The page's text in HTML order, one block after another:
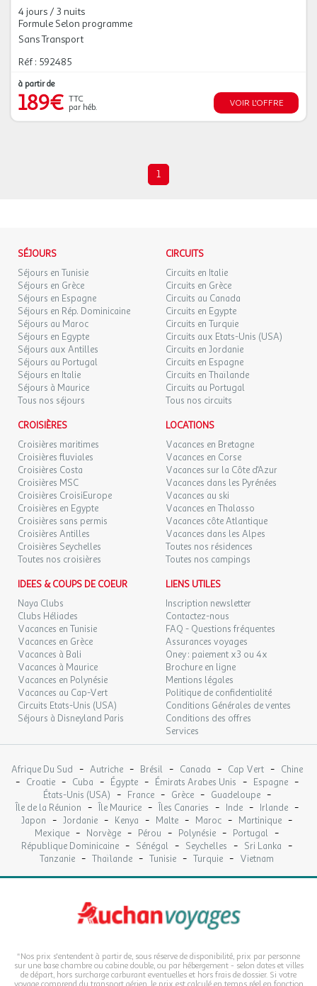
4 jours / 3 nuits
Formule Selon programme
Sans Transport
Réf : 592485
à partir de
189€ TTC
par héb.
VOIR L'OFFRE
1
SÉJOURS
Séjours en Tunisie
Séjours en Grèce
Séjours en Espagne
Séjours en Rép. Dominicaine
Séjours au Maroc
Séjours en Egypte
Séjours aux Antilles
Séjours au Portugal
Séjours en Italie
Séjours à Maurice
Tous nos séjours
CIRCUITS
Circuits en Italie
Circuits en Grèce
Circuits au Canada
Circuits en Egypte
Circuits en Turquie
Circuits aux Etats-Unis (USA)
Circuits en Jordanie
Circuits en Espagne
Circuits en Thaïlande
Circuits au Portugal
Tous nos circuits
CROISIÈRES
Croisières maritimes
Croisières fluviales
Croisières Costa
Croisières MSC
Croisières CroisiEurope
Croisières en Egypte
Croisières sans permis
Croisières Antilles
Croisières Seychelles
Toutes nos croisières
LOCATIONS
Vacances en Bretagne
Vacances en Corse
Vacances sur la Côte d'Azur
Vacances dans les Pyrénées
Vacances au ski
Vacances en Thalasso
Vacances côte Atlantique
Vacances dans les Alpes
Toutes nos résidences
Toutes nos campings
IDEES & COUPS DE COEUR
Naya Clubs
Clubs Héliades
Vacances en Tunisie
Vacances en Grèce
Vacances à Bali
Vacances à Maurice
Vacances en Polynésie
Vacances au Cap-Vert
Circuits Etats-Unis (USA)
Séjours à Disneyland Paris
LIENS UTILES
Inscription newsletter
Contactez-nous
FAQ - Questions fréquentes
Assurances voyages
Oney : paiement x3 ou 4x
Brochure en ligne
Mentions légales
Politique de confidentialité
Conditions Générales de ventes
Conditions des offres
Services
Afrique Du Sud - Autriche - Brésil - Canada - Cap Vert - Chine
- Croatie - Cuba - Égypte - Émirats Arabes Unis - Espagne -
États-Unis (USA) - France - Grèce - Guadeloupe -
Île de la Réunion - Île Maurice - Îles Canaries - Inde - Irlande -
Japon - Jordanie - Kenya - Malte - Maroc - Martinique -
Mexique - Norvège - Pérou - Polynésie - Portugal -
République Dominicaine - Sénégal - Seychelles - Sri Lanka -
Tanzanie - Thaïlande - Tunisie - Turquie - Vietnam
*Nos prix s'entendent à partir de, sous réserve de disponibilité, prix par personne
sur une base chambre ou cabine double, ou par hébergement - selon dates et villes
de départ, hors surcharge carburant eventuelles et hors frais de dossier. Si votre
voyage comprend du transport aérien, le prix est calculé en temps réel en fonction